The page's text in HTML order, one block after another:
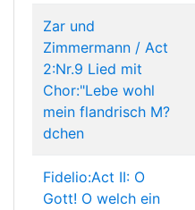
Zar und
Zimmermann / Act
2:Nr.9 Lied mit
Chor:"Lebe wohl
mein flandrisch M?
dchen
Fidelio:Act II: O
Gott! O welch ein